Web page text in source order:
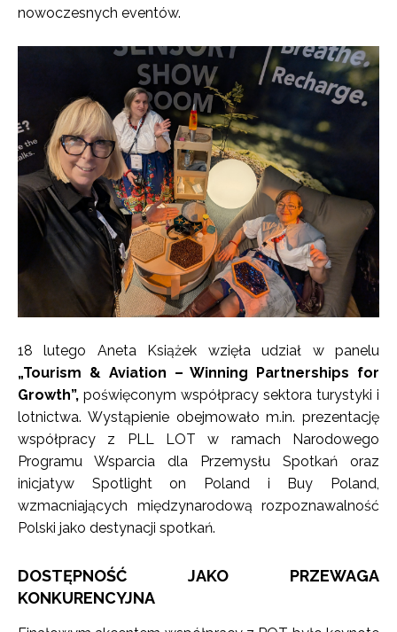
nowoczesnych eventów.
18 lutego Aneta Książek wzięła udział w panelu
„Tourism & Aviation – Winning Partnerships for
Growth”, poświęconym współpracy sektora turystyki i
lotnictwa. Wystąpienie obejmowało m.in. prezentację
współpracy z PLL LOT w ramach Narodowego
Programu Wsparcia dla Przemysłu Spotkań oraz
inicjatyw Spotlight on Poland i Buy Poland,
wzmacniających międzynarodową rozpoznawalność
Polski jako destynacji spotkań.
DOSTĘPNOŚĆ JAKO PRZEWAGA
KONKURENCYJNA